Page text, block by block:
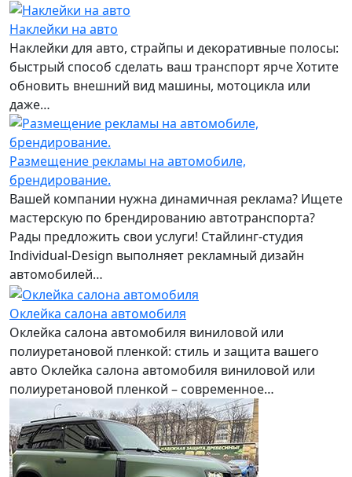
Наклейки на авто
Наклейки для авто, страйпы и декоративные полосы:
быстрый способ сделать ваш транспорт ярче Хотите
обновить внешний вид машины, мотоцикла или
даже…
Размещение рекламы на автомобиле,
брендирование.
Вашей компании нужна динамичная реклама? Ищете
мастерскую по брендированию автотранспорта?
Рады предложить свои услуги! Стайлинг-студия
Individual-Design выполняет рекламный дизайн
автомобилей…
Оклейка салона автомобиля
Оклейка салона автомобиля виниловой или
полиуретановой пленкой: стиль и защита вашего
авто Оклейка салона автомобиля виниловой или
полиуретановой пленкой – современное…